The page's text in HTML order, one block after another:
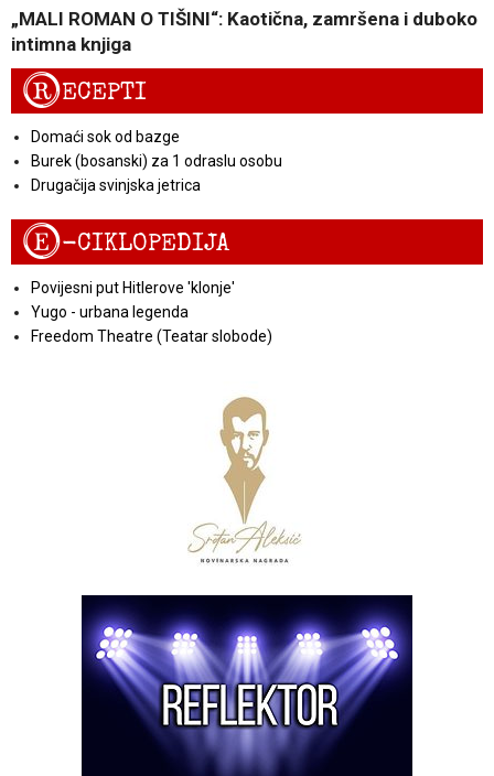
„MALI ROMAN O TIŠINI“: Kaotična, zamršena i duboko
intimna knjiga
RECEPTI
Domaći sok od bazge
Burek (bosanski) za 1 odraslu osobu
Drugačija svinjska jetrica
E-CIKLOPEDIJA
Povijesni put Hitlerove 'klonje'
Yugo - urbana legenda
Freedom Theatre (Teatar slobode)